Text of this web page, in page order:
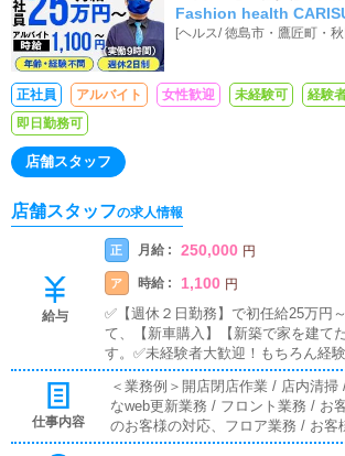
由
Fashion health
[ヘルス/徳島市・鷹匠町・
正社員 アルバイト 女性歓迎 未経験可 経験
即日勤務可
店舗スタッフ
店舗スタッフの求人情報
給与
正 月給 : 250,000 円
ア 時給 : 1,100 円
✅【週休２日勤務】で初任給25万円
て、【新車購入】【新築で家を建て
す。✅未経験者大歓迎！もちろん経
✅有給休暇制度あり！家庭がある方
の方も安心の就業制度です《店舗ス
歓迎)[社]：月給25万円～(経験は考慮
試用期間あり)[ア]：時給1,100円～
仕事内容
＜業務例＞開店閉店作業 / 店内清
なweb更新業務 / フロント業務 / お
のお客様の対応、フロア業務 / お客
/フロントやホールでの接客業務や